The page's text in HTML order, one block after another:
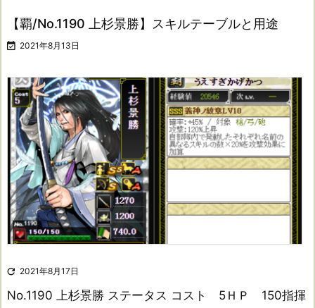
【覇/No.1190 上杉景勝】スキルテーブルと用途
 2021年8月13日
 2021年8月17日
No.1190 上杉景勝 ステータス コスト 5ＨＰ 150指揮